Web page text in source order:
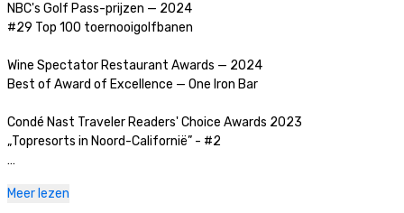
NBC's Golf Pass-prijzen — 2024
#29 Top 100 toernooigolfbanen
Wine Spectator Restaurant Awards — 2024
Best of Award of Excellence — One Iron Bar
Condé Nast Traveler Readers' Choice Awards 2023
„Topresorts in Noord-Californië” - #2
#57 Top 200 resortcursussen in de Verenigde Staten
Meer lezen